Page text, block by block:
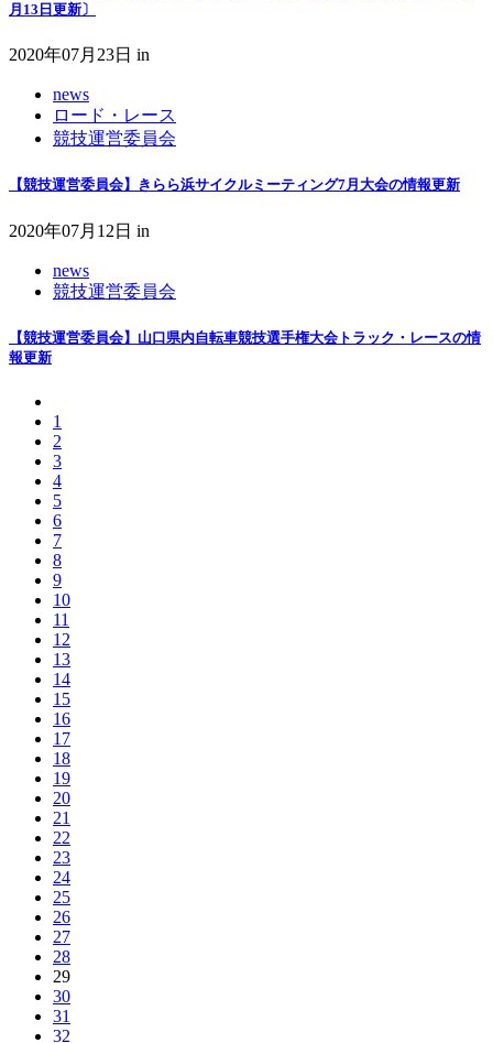
月13日更新〕
2020年07月23日 in
news
ロード・レース
競技運営委員会
【競技運営委員会】きらら浜サイクルミーティング7月大会の情報更新
2020年07月12日 in
news
競技運営委員会
【競技運営委員会】山口県内自転車競技選手権大会トラック・レースの情
報更新
1
2
3
4
5
6
7
8
9
10
11
12
13
14
15
16
17
18
19
20
21
22
23
24
25
26
27
28
29
30
31
32